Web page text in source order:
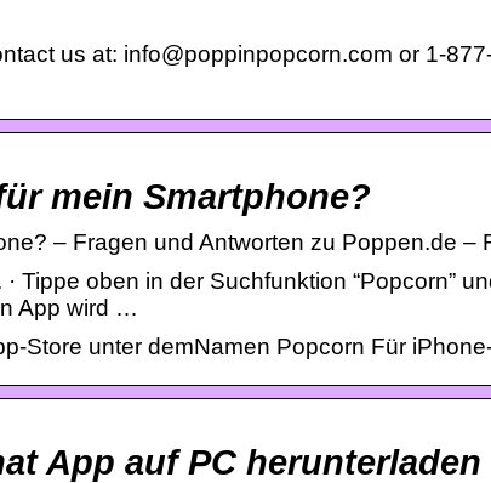
us at: info@poppinpopcorn.com or 1-
mein Smartphone?
– Fragen und Antworten zu Poppen.de –
Tippe oben in der Suchfunktion “Popcorn”
App wird …
Store unter demNamen Popcorn Für
App auf PC herunterladen